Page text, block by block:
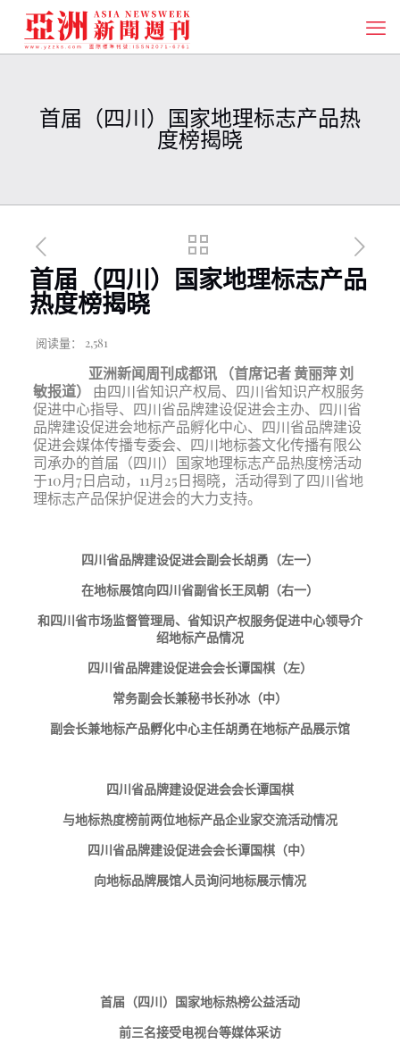
首届（四川）国家地理标志产品热
度榜揭晓
首届（四川）国家地理标志产品
热度榜揭晓
阅读量： 2,581
亚洲新闻周刊成都讯 （首席记者黄丽萍刘
敏报道）
由四川省知识产权局、四川省知识产权服务
促进中心指导、四川省品牌建设促进会主办、四川省
品牌建设促进会地标产品孵化中心、四川省品牌建设
促进会媒体传播专委会、四川地标荟文化传播有限公
司承办的首届（四川）国家地理标志产品热度榜活动
于10月7日启动，11月25日揭晓，活动得到了四川省地
理标志产品保护促进会的大力支持。
四川省品牌建设促进会副会长胡勇（左一）
在地标展馆向四川省副省长王凤朝（右一）
和四川省市场监督管理局、省知识产权服务促进中心领导介
绍地标产品情况
四川省品牌建设促进会会长谭国棋（左）
常务副会长兼秘书长孙冰（中）
副会长兼地标产品孵化中心主任胡勇在地标产品展示馆
四川省品牌建设促进会会长谭国棋
与地标热度榜前两位地标产品企业家交流活动情况
四川省品牌建设促进会会长谭国棋（中）
向地标品牌展馆人员询问地标展示情况
首届（四川）国家地标热榜公益活动
前三名接受电视台等媒体采访